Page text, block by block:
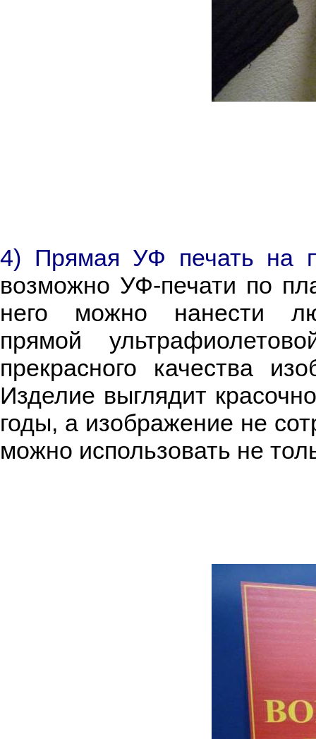
4) Прямая УФ печать на
возможно УФ-печати по
него можно нанести
прямой
прекрасного качества
Изделие выглядит
годы, а изображение не
можно использовать не